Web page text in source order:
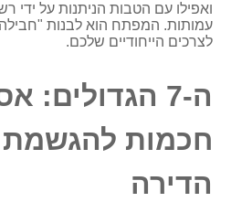
ואפילו עם הטבות הניתנות על ידי
עמותות. המפתח הוא לבנות
לצרכים הייחודיים שלכם.
ה-7 הגדולים:
חכמות להגשמת
הדירה